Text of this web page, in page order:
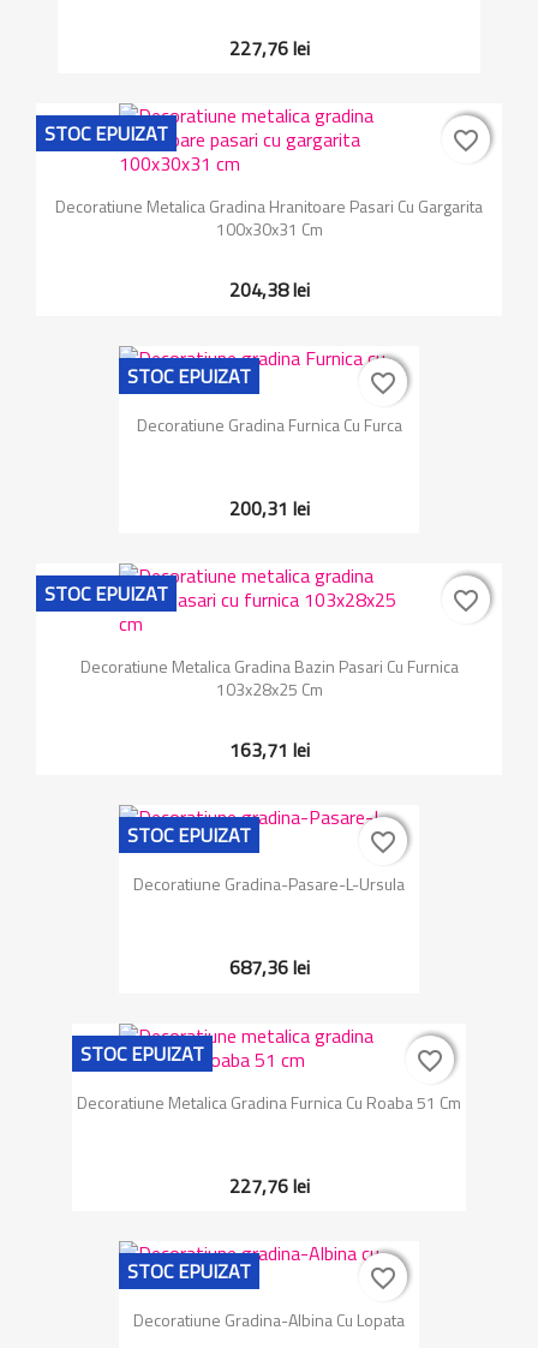
227,76 lei
Decoratiune Metalica Gradina Hranitoare Pasari Cu Gargarita
100x30x31 Cm
204,38 lei
STOC EPUIZAT favorite_border
favorite_border
Decoratiune Gradina Furnica Cu Furca
200,31 lei
STOC EPUIZAT favorite_border
favorite_border
Decoratiune Metalica Gradina Bazin Pasari Cu Furnica
103x28x25 Cm
163,71 lei
STOC EPUIZAT favorite_border
favorite_border
Decoratiune Gradina-Pasare-L-Ursula
687,36 lei
STOC EPUIZAT favorite_border
favorite_border
Decoratiune Metalica Gradina Furnica Cu Roaba 51 Cm
227,76 lei
STOC EPUIZAT favorite_border
favorite_border
Decoratiune Gradina-Albina Cu Lopata
STOC EPUIZAT favorite_border
favorite_border